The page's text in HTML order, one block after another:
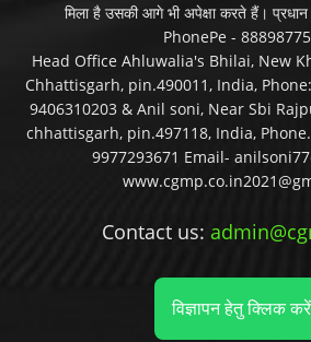
मिला है उसकी आगे भी अपेक्षा करते हैं।
PhonePe -
Head Office Ahluwalia's Bhilai, New
Chhattisgarh, pin.490011, India,
9406310203 & Anil soni, Near Sbi
chhattisgarh, pin.497118, India,
9977293671 Email-
Contact us:
विज्ञापन हेतु क्लिक